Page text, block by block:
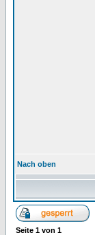
Nach oben
Seite 1 von 1